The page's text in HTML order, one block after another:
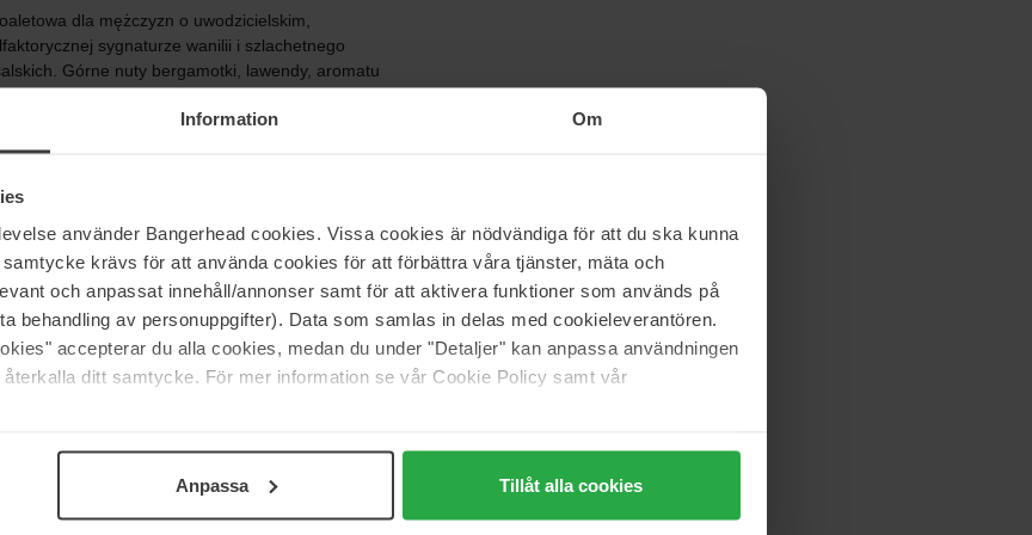
Information Om
använder Bangerhead cookies. Vissa cookies är nödvändiga för att du ska kunna
krävs för att använda cookies för att förbättra våra tjänster, mäta och
och anpassat innehåll/annonser samt för att aktivera funktioner som används på
behandling av personuppgifter). Data som samlas in delas med cookieleverantören.
accepterar du alla cookies, medan du under "Detaljer" kan anpassa användningen
ditt samtycke. För mer information se vår Cookie Policy samt vår
Anpassa Tillåt alla cookies
dla mężczyzn o uwodzicielskim,
sygnaturze wanilii i szlachetnego
Górne nuty bergamotki, lawendy, aromatu
Nuty bazy to pieprz, wanilia, kardamon,
niepowtarzalny zapach - pełen przypraw,
dnia czujesz się jak w królewskim życiu.
sygnaturze zapachowej.
życie królewskie
wanilię, kardamon i drzewo sandałowe